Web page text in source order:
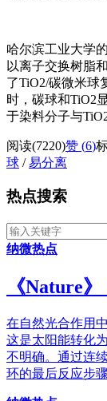
哈尔滨工业大学
以离子交换树脂
了TiO2/碳微米球
时，碳球和TiO2
于染料分子与
阅读(7220)赞 (6)
球 /易分离
热点搜索
纳微热点
《​Nature
在自然光合作用
这是太阳能转化
不明确。通过连
环的最后反应步